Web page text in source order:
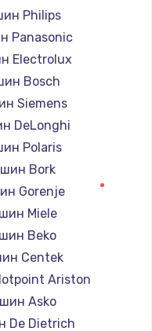
моста
Philips
Panasonic
Electrolux
Bosch
Siemens
DeLonghi
Polaris
Bork
Gorenje
Miele
Beko
Centek
Ariston
Asko
De Dietrich